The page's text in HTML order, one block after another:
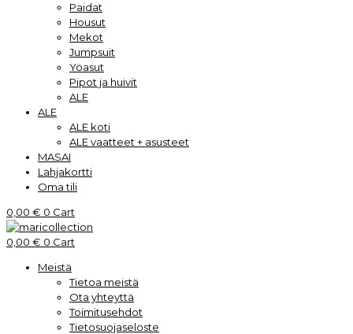
Paidat
Housut
Mekot
Jumpsuit
Yöasut
Pipot ja huivit
ALE
ALE
ALE koti
ALE vaatteet + asusteet
MASAI
Lahjakortti
Oma tili
0,00 € 0 Cart
0,00 € 0 Cart
Meistä
Tietoa meistä
Ota yhteyttä
Toimitusehdot
Tietosuojaseloste